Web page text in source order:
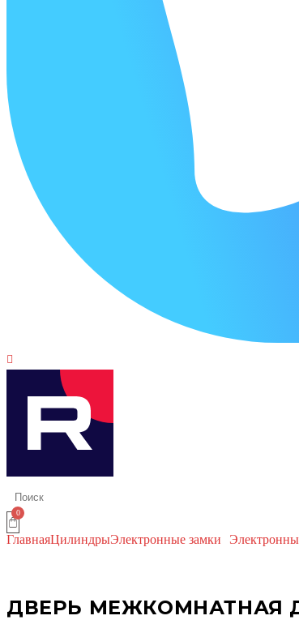
ГлавнаяЦилиндрыЭлектронные замки
ДВЕРЬ МЕЖКОМНАТНАЯ